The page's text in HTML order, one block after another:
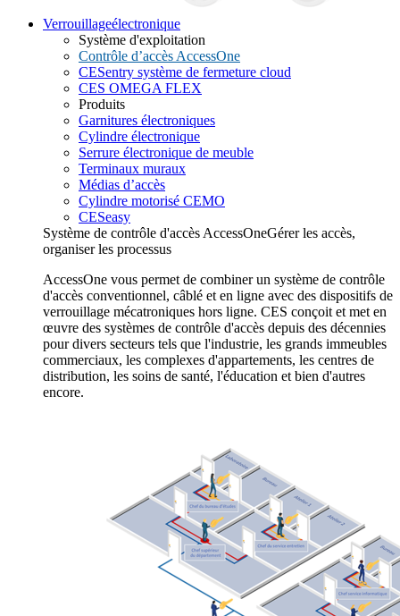
Verrouillageélectronique
Système d'exploitation
Contrôle d’accès AccessOne
CESentry système de fermeture cloud
CES OMEGA FLEX
Produits
Garnitures électroniques
Cylindre électronique
Serrure électronique de meuble
Terminaux muraux
Médias d’accès
Cylindre motorisé CEMO
CESeasy
Système de contrôle d'accès AccessOneGérer les accès,
organiser les processus
AccessOne vous permet de combiner un système de contrôle
d'accès conventionnel, câblé et en ligne avec des dispositifs de
verrouillage mécatroniques hors ligne. CES conçoit et met en
œuvre des systèmes de contrôle d'accès depuis des décennies
pour divers secteurs tels que l'industrie, les grands immeubles
commerciaux, les complexes d'appartements, les centres de
distribution, les soins de santé, l'éducation et bien d'autres
encore.